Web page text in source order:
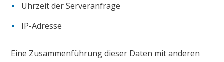
Uhrzeit der Serveranfrage
IP-Adresse
Eine Zusammenführung dieser Daten mit anderen